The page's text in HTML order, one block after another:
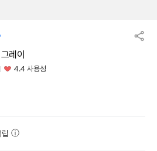
레이
4.4 사용성
립